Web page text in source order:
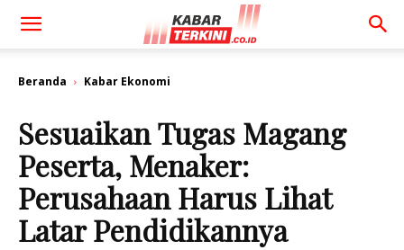
Beranda Kabar Ekonomi
Sesuaikan Tugas Magang
Peserta, Menaker:
Perusahaan Harus Lihat
Latar Pendidikannya